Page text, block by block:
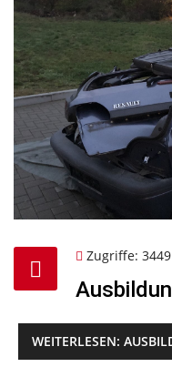
Zugriffe: 3449
WEITERLESEN: